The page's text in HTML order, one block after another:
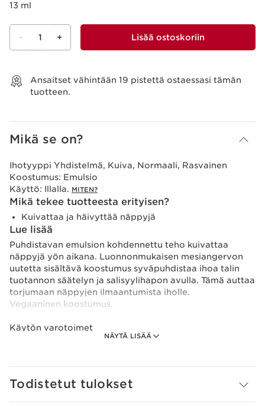
13 ml
- 1 + Lisää ostoskoriin
Ansaitset vähintään 19 pistettä ostaessasi tämän
tuotteen.
Mikä se on?
NÄYTÄ LISÄÄ
Ihotyyppi Yhdistelmä, Kuiva, Normaali, Rasvainen
Koostumus: Emulsio
Käyttö: Illalla. MITEN?
Mikä tekee tuotteesta erityisen?
Kuivattaa ja häivyttää näppyjä
Lue lisää
Puhdistavan emulsion kohdennettu teho kuivattaa
näppyjä yön aikana. Luonnonmukaisen mesiangervon
uutetta sisältävä koostumus syväpuhdistaa ihoa talin
tuotannon säätelyn ja salisyylihapon avulla. Tämä auttaa
torjumaan näppyjen ilmaantumista iholle.
Vegaaninen koostumus.
Käytön varotoimet
Levitä paikallisesti vikoihin.
Clarins Plus
Todistetut tulokset